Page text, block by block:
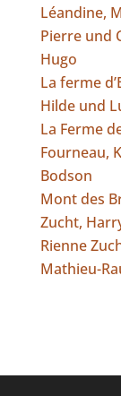
Léandine,
Pierre und
Hugo
La ferme
Hilde und
La Ferme
Fourneau,
Bodson
Mont des
Zucht,
Rienne
Mathieu-